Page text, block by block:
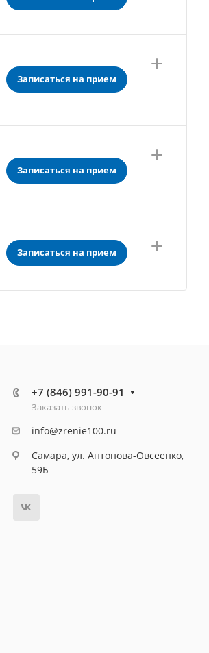
Записаться на прием
Записаться на прием
Записаться на прием
+7 (846) 991-90-91
Заказать звонок
info@zrenie100.ru
Самара, ул. Антонова-Овсеенко,
59Б